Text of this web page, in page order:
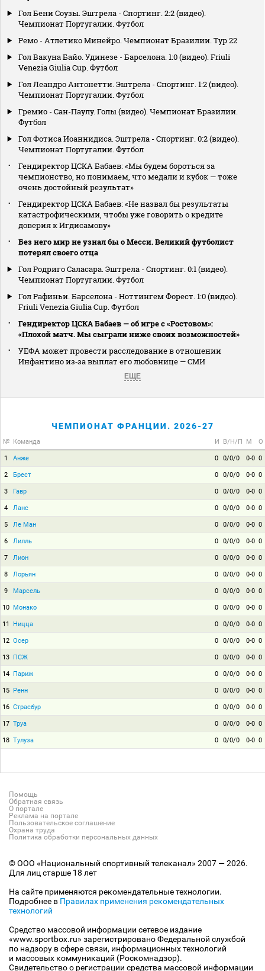
Гол Бени Соузы. Эштрела - Спортинг. 2:2 (видео).
Чемпионат Португалии. Футбол
Ремо - Атлетико Минейро. Чемпионат Бразилии. Тур 22
Гол Вакуна Байо. Удинезе - Барселона. 1:0 (видео). Friuli
Venezia Giulia Cup. Футбол
Гол Леандро Антонетти. Эштрела - Спортинг. 1:2 (видео).
Чемпионат Португалии. Футбол
Гремио - Сан-Паулу. Голы (видео). Чемпионат Бразилии.
Футбол
Гол Фотиса Иоаннидиса. Эштрела - Спортинг. 0:2 (видео).
Чемпионат Португалии. Футбол
Гендиректор ЦСКА Бабаев: «Мы будем бороться за
чемпионство, но понимаем, что медали и кубок — тоже
очень достойный результат»
Гендиректор ЦСКА Бабаев: «Не назвал бы результаты
катастрофическими, чтобы уже говорить о кредите
доверия к Игдисамову»
Без него мир не узнал бы о Месси. Великий футболист
потерял своего отца
Гол Родриго Саласара. Эштрела - Спортинг. 0:1 (видео).
Чемпионат Португалии. Футбол
Гол Рафиньи. Барселона - Ноттингем Форест. 1:0 (видео).
Friuli Venezia Giulia Cup. Футбол
Гендиректор ЦСКА Бабаев — об игре с «Ростовом»:
«Плохой матч. Мы сыграли ниже своих возможностей»
УЕФА может провести расследование в отношении
Инфантино из‑за выплат его любовнице — СМИ
ЕЩЕ
ЧЕМПИОНАТ ФРАНЦИИ. 2026-27
№ Команда И В/Н/П М О
1 Анже 0 0/0/0 0-0 0
2 Брест 0 0/0/0 0-0 0
3 Гавр 0 0/0/0 0-0 0
4 Ланс 0 0/0/0 0-0 0
5 Ле Ман 0 0/0/0 0-0 0
6 Лилль 0 0/0/0 0-0 0
7 Лион 0 0/0/0 0-0 0
8 Лорьян 0 0/0/0 0-0 0
9 Марсель 0 0/0/0 0-0 0
10 Монако 0 0/0/0 0-0 0
11 Ницца 0 0/0/0 0-0 0
12 Осер 0 0/0/0 0-0 0
13 ПСЖ 0 0/0/0 0-0 0
14 Париж 0 0/0/0 0-0 0
15 Ренн 0 0/0/0 0-0 0
16 Страсбур 0 0/0/0 0-0 0
17 Труа 0 0/0/0 0-0 0
18 Тулуза 0 0/0/0 0-0 0
Помощь
Обратная связь
О портале
Реклама на портале
Пользовательское соглашение
Охрана труда
Политика обработки персональных данных
© ООО «Национальный спортивный телеканал» 2007 — 2026.
Для лиц старше 18 лет
На сайте применяются рекомендательные технологии.
Подробнее в Правилах применения рекомендательных
технологий
Средство массовой информации сетевое издание
«www.sportbox.ru» зарегистрировано Федеральной службой
по надзору в сфере связи, информационных технологий
и массовых коммуникаций (Роскомнадзор).
Свидетельство о регистрации средства массовой информации